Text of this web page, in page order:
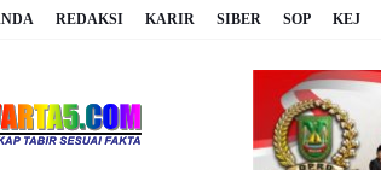
REDAKSI KARIR SIBER SOP KEJ